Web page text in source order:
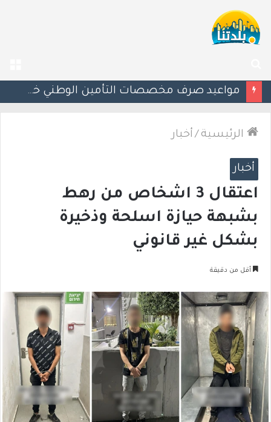
عن
إسرائيل تحذر مواطنيها في اليونان من احتجاجات مرتبطة بحرب غزة
الرئيسية / أخبار
أخبار
اعتقال 3 اشخاص من رهط
بشبهة حيازة اسلحة وذخيرة
بشكل غير قانوني
أقل من دقيقة